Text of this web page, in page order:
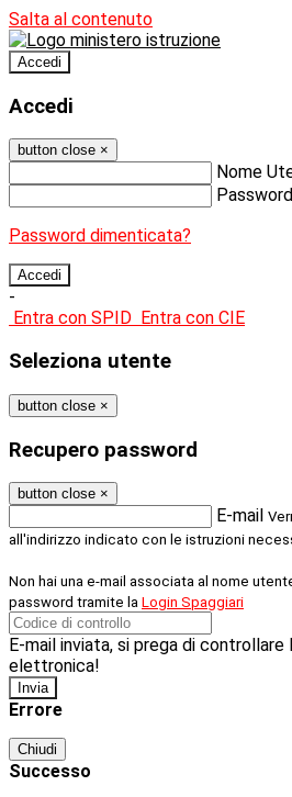
Salta al contenuto
Accedi
Accedi
button close ×
Nome
Password
Password dimenticata?
-
Entra con SPID Entra con CIE
Seleziona utente
button close ×
Recupero password
button close ×
E-mail
all'indirizzo indicato con le istruzioni
Non hai una e-mail associata al nome
password tramite la Login Spaggiari
E-mail inviata, si prega di
elettronica!
Errore
Chiudi
Successo